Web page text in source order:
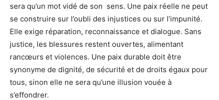
sera qu’un mot vidé de son sens. Une paix réelle ne peut
se construire sur l’oubli des injustices ou sur l’impunité.
Elle exige réparation, reconnaissance et dialogue. Sans
justice, les blessures restent ouvertes, alimentant
rancœurs et violences. Une paix durable doit être
synonyme de dignité, de sécurité et de droits égaux pour
tous, sinon elle ne sera qu’une illusion vouée à
s’effondrer.